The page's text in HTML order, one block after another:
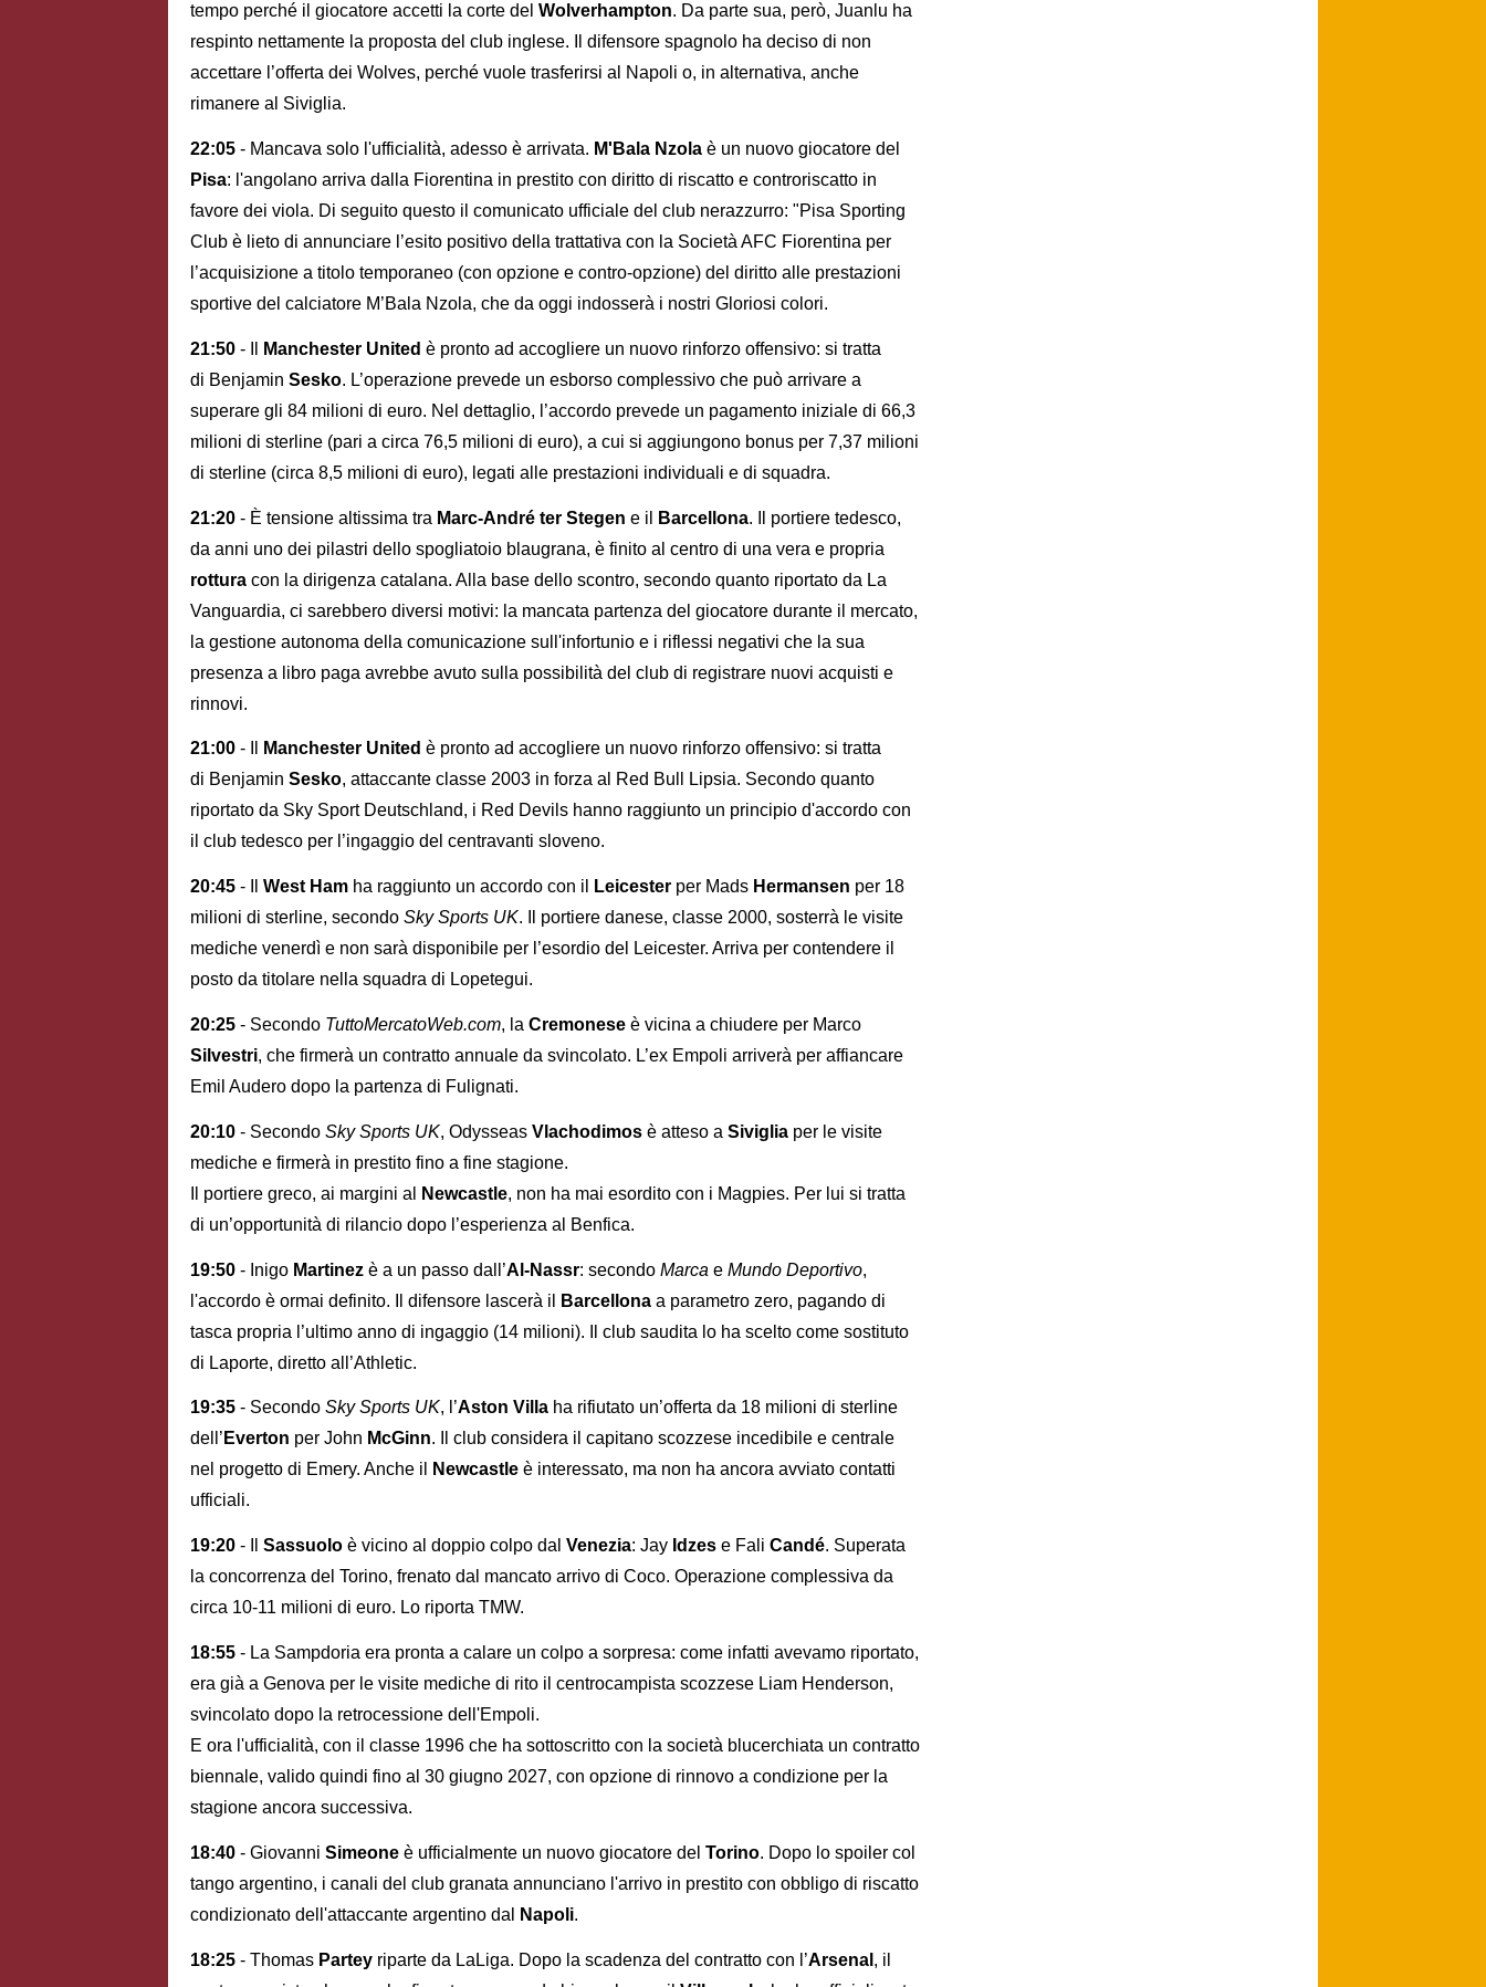
tempo perché il giocatore accetti la corte del Wolverhampton. Da parte sua, però, Juanlu ha
respinto nettamente la proposta del club inglese. Il difensore spagnolo ha deciso di non
accettare l’offerta dei Wolves, perché vuole trasferirsi al Napoli o, in alternativa, anche
rimanere al Siviglia.
22:05 - Mancava solo l'ufficialità, adesso è arrivata. M'Bala Nzola è un nuovo giocatore del
Pisa: l'angolano arriva dalla Fiorentina in prestito con diritto di riscatto e controriscatto in
favore dei viola. Di seguito questo il comunicato ufficiale del club nerazzurro: "Pisa Sporting
Club è lieto di annunciare l’esito positivo della trattativa con la Società AFC Fiorentina per
l’acquisizione a titolo temporaneo (con opzione e contro-opzione) del diritto alle prestazioni
sportive del calciatore M’Bala Nzola, che da oggi indosserà i nostri Gloriosi colori.
21:50 - Il Manchester United è pronto ad accogliere un nuovo rinforzo offensivo: si tratta
di Benjamin Sesko. L’operazione prevede un esborso complessivo che può arrivare a
superare gli 84 milioni di euro. Nel dettaglio, l’accordo prevede un pagamento iniziale di 66,3
milioni di sterline (pari a circa 76,5 milioni di euro), a cui si aggiungono bonus per 7,37 milioni
di sterline (circa 8,5 milioni di euro), legati alle prestazioni individuali e di squadra.
21:20 - È tensione altissima tra Marc-André ter Stegen e il Barcellona. Il portiere tedesco,
da anni uno dei pilastri dello spogliatoio blaugrana, è finito al centro di una vera e propria
rottura con la dirigenza catalana. Alla base dello scontro, secondo quanto riportato da La
Vanguardia, ci sarebbero diversi motivi: la mancata partenza del giocatore durante il mercato,
la gestione autonoma della comunicazione sull'infortunio e i riflessi negativi che la sua
presenza a libro paga avrebbe avuto sulla possibilità del club di registrare nuovi acquisti e
rinnovi.
21:00 - Il Manchester United è pronto ad accogliere un nuovo rinforzo offensivo: si tratta
di Benjamin Sesko, attaccante classe 2003 in forza al Red Bull Lipsia. Secondo quanto
riportato da Sky Sport Deutschland, i Red Devils hanno raggiunto un principio d'accordo con
il club tedesco per l’ingaggio del centravanti sloveno.
20:45 - Il West Ham ha raggiunto un accordo con il Leicester per Mads Hermansen per 18
milioni di sterline, secondo Sky Sports UK. Il portiere danese, classe 2000, sosterrà le visite
mediche venerdì e non sarà disponibile per l’esordio del Leicester. Arriva per contendere il
posto da titolare nella squadra di Lopetegui.
20:25 - Secondo TuttoMercatoWeb.com, la Cremonese è vicina a chiudere per Marco
Silvestri, che firmerà un contratto annuale da svincolato. L’ex Empoli arriverà per affiancare
Emil Audero dopo la partenza di Fulignati.
20:10 - Secondo Sky Sports UK, Odysseas Vlachodimos è atteso a Siviglia per le visite
mediche e firmerà in prestito fino a fine stagione.
Il portiere greco, ai margini al
Newcastle, non ha mai esordito con i Magpies. Per lui si tratta
di un’opportunità di rilancio dopo l’esperienza al Benfica.
19:50 - Inigo Martinez è a un passo dall’Al-Nassr: secondo Marca e Mundo Deportivo,
l'accordo è ormai definito. Il difensore lascerà il
Barcellona a parametro zero, pagando di
tasca propria l’ultimo anno di ingaggio (14 milioni). Il club saudita lo ha scelto come sostituto
di Laporte, diretto all’Athletic.
19:35 - Secondo Sky Sports UK, l’Aston Villa ha rifiutato un’offerta da 18 milioni di sterline
dell’ Everton per John McGinn. Il club considera il capitano scozzese incedibile e centrale
nel progetto di Emery. Anche il
Newcastle è interessato, ma non ha ancora avviato contatti
ufficiali.
19:20 - Il Sassuolo è vicino al doppio colpo dal Venezia: Jay Idzes e Fali Candé. Superata
la concorrenza del Torino, frenato dal mancato arrivo di Coco. Operazione complessiva da
circa 10-11 milioni di euro. Lo riporta TMW.
18:55 - La Sampdoria era pronta a calare un colpo a sorpresa: come infatti avevamo riportato,
era già a Genova per le visite mediche di rito il centrocampista scozzese Liam Henderson,
svincolato dopo la retrocessione dell'Empoli.
E ora l'ufficialità, con il classe 1996 che ha sottoscritto con la società blucerchiata un contratto
biennale, valido quindi fino al 30 giugno 2027, con opzione di rinnovo a condizione per la
stagione ancora successiva.
18:40 - Giovanni Simeone è ufficialmente un nuovo giocatore del Torino. Dopo lo spoiler col
tango argentino, i canali del club granata annunciano l'arrivo in prestito con obbligo di riscatto
condizionato dell'attaccante argentino dal
Napoli.
18:25 - Thomas Partey riparte da LaLiga. Dopo la scadenza del contratto con l’Arsenal , il